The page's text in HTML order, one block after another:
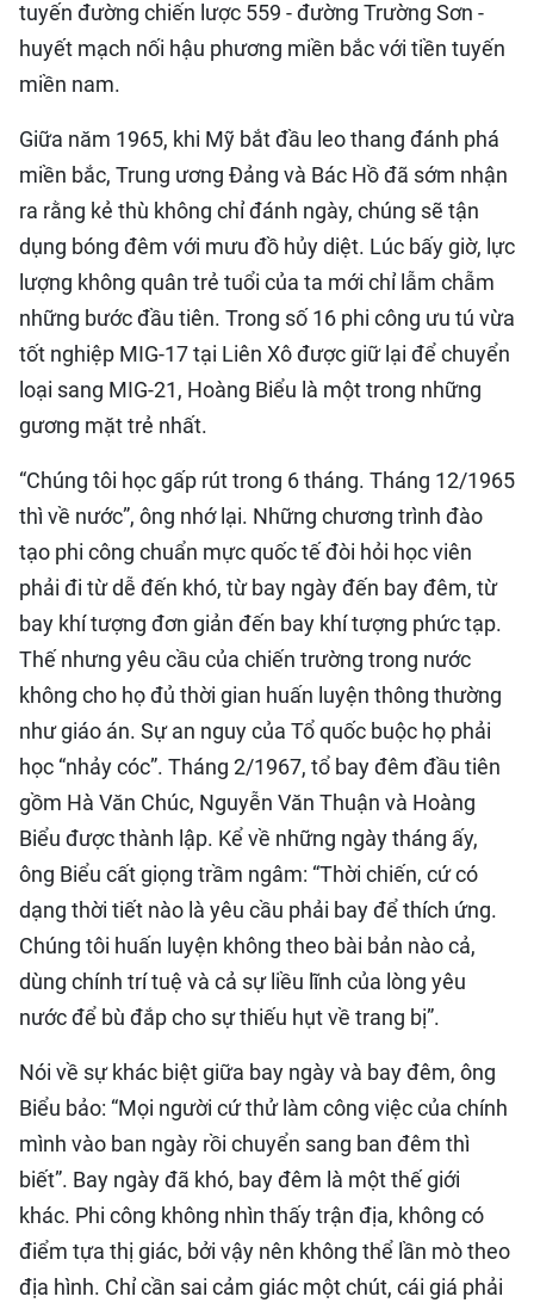
tuyến đường chiến lược 559 - đường Trường Sơn -
huyết mạch nối hậu phương miền bắc với tiền tuyến
miền nam.
Giữa năm 1965, khi Mỹ bắt đầu leo thang đánh phá
miền bắc, Trung ương Đảng và Bác Hồ đã sớm nhận
ra rằng kẻ thù không chỉ đánh ngày, chúng sẽ tận
dụng bóng đêm với mưu đồ hủy diệt. Lúc bấy giờ, lực
lượng không quân trẻ tuổi của ta mới chỉ lẫm chẫm
những bước đầu tiên. Trong số 16 phi công ưu tú vừa
tốt nghiệp MIG-17 tại Liên Xô được giữ lại để chuyển
loại sang MIG-21, Hoàng Biểu là một trong những
gương mặt trẻ nhất.
“Chúng tôi học gấp rút trong 6 tháng. Tháng 12/1965
thì về nước”, ông nhớ lại. Những chương trình đào
tạo phi công chuẩn mực quốc tế đòi hỏi học viên
phải đi từ dễ đến khó, từ bay ngày đến bay đêm, từ
bay khí tượng đơn giản đến bay khí tượng phức tạp.
Thế nhưng yêu cầu của chiến trường trong nước
không cho họ đủ thời gian huấn luyện thông thường
như giáo án. Sự an nguy của Tổ quốc buộc họ phải
học “nhảy cóc”. Tháng 2/1967, tổ bay đêm đầu tiên
gồm Hà Văn Chúc, Nguyễn Văn Thuận và Hoàng
Biểu được thành lập. Kể về những ngày tháng ấy,
ông Biểu cất giọng trầm ngâm: “Thời chiến, cứ có
dạng thời tiết nào là yêu cầu phải bay để thích ứng.
Chúng tôi huấn luyện không theo bài bản nào cả,
dùng chính trí tuệ và cả sự liều lĩnh của lòng yêu
nước để bù đắp cho sự thiếu hụt về trang bị”.
Nói về sự khác biệt giữa bay ngày và bay đêm, ông
Biểu bảo: “Mọi người cứ thử làm công việc của chính
mình vào ban ngày rồi chuyển sang ban đêm thì
biết”. Bay ngày đã khó, bay đêm là một thế giới
khác. Phi công không nhìn thấy trận địa, không có
điểm tựa thị giác, bởi vậy nên không thể lần mò theo
địa hình. Chỉ cần sai cảm giác một chút, cái giá phải